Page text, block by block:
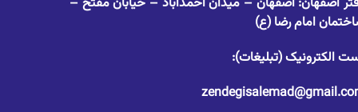
امام رضا (ع)
الکترونیک (تبلیغات):